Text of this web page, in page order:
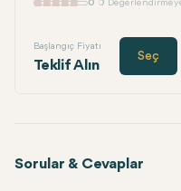
0 0
Başlangıç Fiyatı
Teklif Alın
Seç
Sorular & Cevaplar